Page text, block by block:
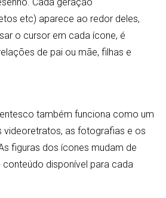
etc) aparece ao redor deles,
o cursor em cada ícone, é
de pai ou mãe, filhas e
também funciona como um
videoretratos, as fotografias e os
figuras dos ícones mudam de
disponível para cada